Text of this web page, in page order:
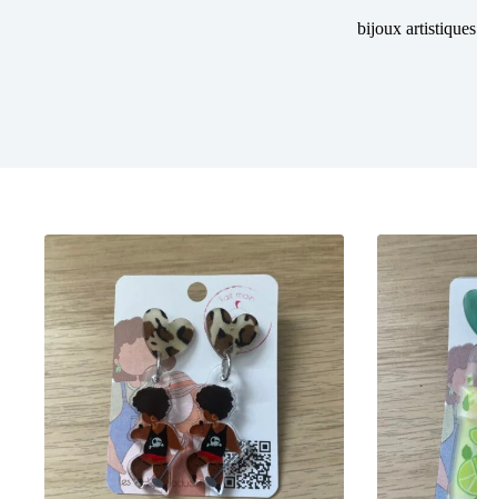
bijoux artistiques